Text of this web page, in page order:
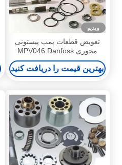
ویدیو
تعویض قطعات پمپ پیستونی
محوری MPV046 Danfoss
MPV046 MPTO44 MPTO35
بهترین قیمت را دریافت کنید